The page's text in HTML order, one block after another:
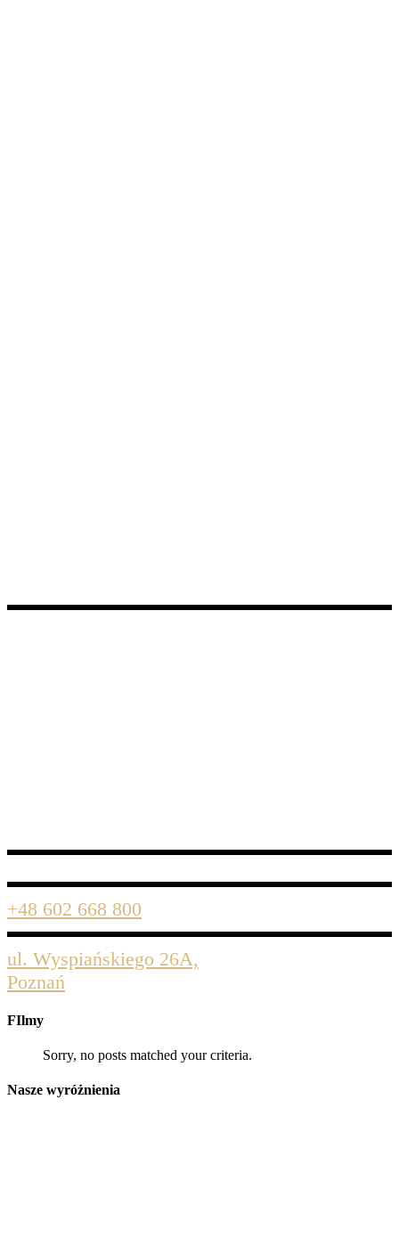
+48 602 668 800
ul. Wyspiańskiego 26A,
Poznań
FIlmy
Sorry, no posts matched your criteria.
Nasze wyróżnienia